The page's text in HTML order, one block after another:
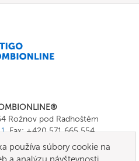
Rožnov pod Radhoštěm
, Fax: +420 571 665 554
používa súbory cookie na